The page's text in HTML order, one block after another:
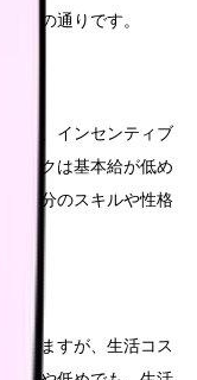
下の通りです。
すが、インセンティブ
ニックは基本給が低め
。自分のスキルや性格
りますが、生活コス